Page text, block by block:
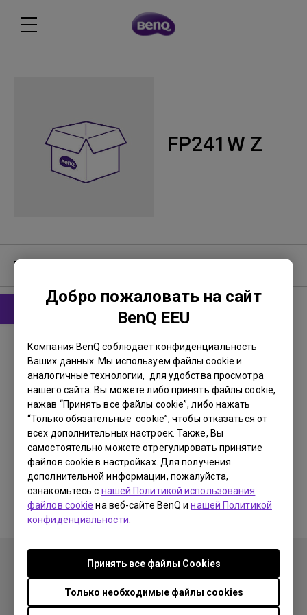
Добро пожаловать на сайт
BenQ EEU
Компания BenQ соблюдает конфиденциальность
Ваших данных. Мы используем файлы cookie и
аналогичные технологии, для удобства просмотра
нашего сайта. Вы можете либо принять файлы cookie,
нажав “Принять все файлы cookie”, либо нажать
“Только обязательные cookie”, чтобы отказаться от
всех дополнительных настроек. Также, Вы
самостоятельно можете отрегулировать принятие
файлов cookie в настройках. Для получения
дополнительной информации, пожалуйста,
ознакомьтесь с нашей Политикой использования
файлов cookie на веб-сайте BenQ инашей Политикой
конфиденциальности
Только необходимые файлы cookies
Принять все файлы Сookies
FP241W Z
Программное обеспечение
drivers for Windows Vista
OS:WinXP-X64
OS Version:
Версия: Rev0
Обновить:2006/12/29
Размер файла:57.99 KB
Продукция